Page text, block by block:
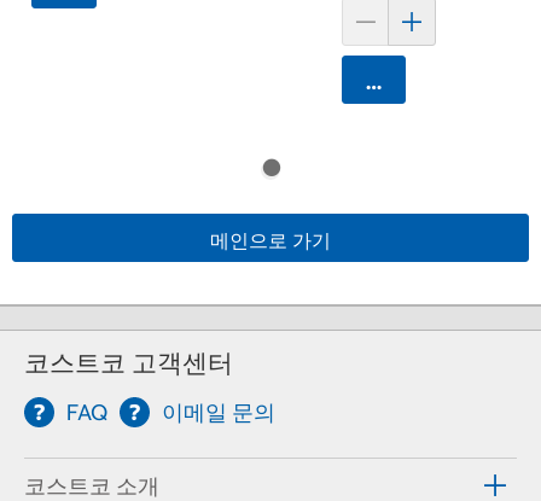
카트에 담기
메인으로 가기
코스트코 고객센터
FAQ 이메일 문의
코스트코 소개